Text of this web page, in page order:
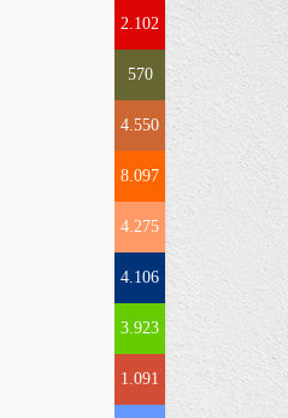
2.102
570
4.550
8.097
4.275
4.106
3.923
1.091